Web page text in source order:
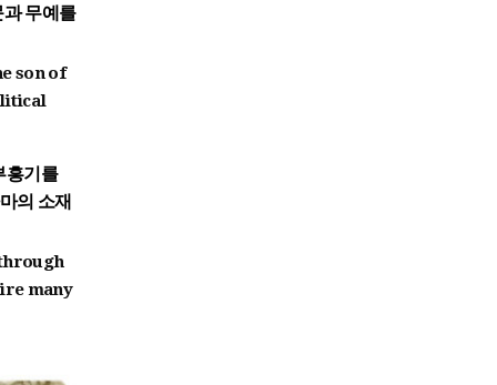
무예를
son of
흥기를
의 소재
many